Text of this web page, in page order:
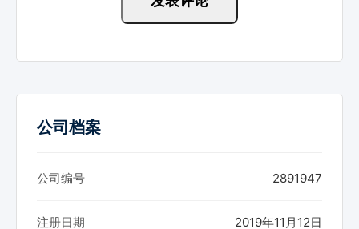
公司档案
公司编号 2891947
注册日期 2019年11月12日